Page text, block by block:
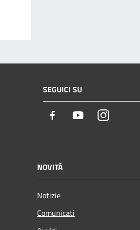
SEGUICI SU
Facebook YoutubeInstagram
NOVITÀ
Notizie
Comunicati